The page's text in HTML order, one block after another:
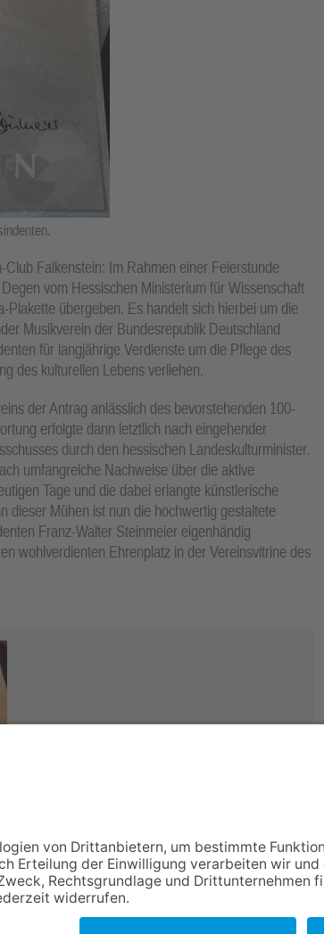
Falkenstein: Im Rahmen einer Feierstunde
vom Hessischen Ministerium für Wissenschaft
übergeben. Es handelt sich hierbei um die
Musikverein der Bundesrepublik Deutschland
für langjährige Verdienste um die Pflege des
des kulturellen Lebens verliehen.
der Antrag anlässlich des bevorstehenden 100-
erfolgte dann letztlich nach eingehender
durch den hessischen Landeskulturminister.
umfangreiche Nachweise über die aktive
Tage und die dabei erlangte künstlerische
dieser Mühen ist nun die hochwertig gestaltete
Franz-Walter Steinmeier eigenhändig
wohlverdienten Ehrenplatz in der Vereinsvitrine des
NACH OBEN
Datenschutz
Copyright Taunus Nachrichten 2009 bis 2026